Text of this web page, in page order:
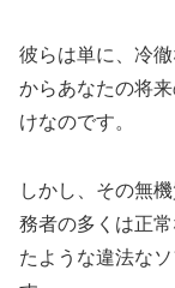
彼らは単に、冷
からあなたの将
けなのです。
しかし、その無
務者の多くは正
たような違法な